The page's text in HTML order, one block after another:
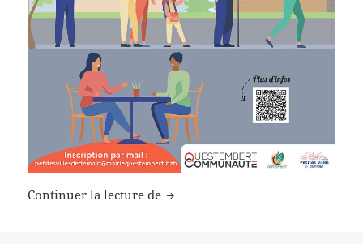
Continuer la lecture de Notre ville demain : notre avis